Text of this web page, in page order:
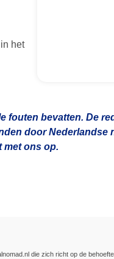
het
fouten bevatten. De
door Nederlandse
met ons op.
die zich richt op de